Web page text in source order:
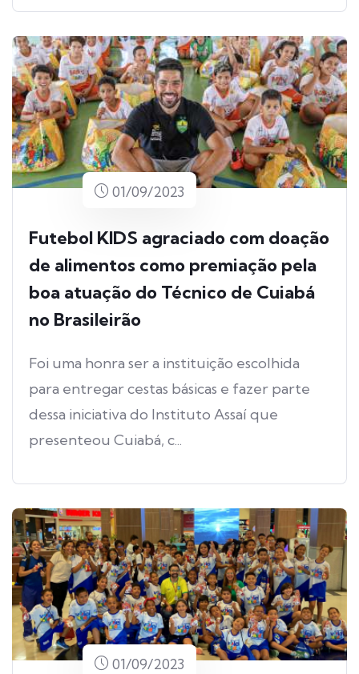
01/09/2023
Futebol KIDS agraciado com doação
de alimentos como premiação pela
boa atuação do Técnico de Cuiabá
no Brasileirão
Foi uma honra ser a instituição escolhida
para entregar cestas básicas e fazer parte
dessa iniciativa do Instituto Assaí que
presenteou Cuiabá, c...
01/09/2023